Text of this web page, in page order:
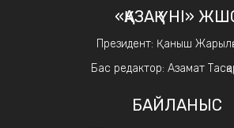
«ҚАЗАҚ ҮНІ»
Президент: Қаныш
Бас редактор: Азамат
БАЙЛАНЫС